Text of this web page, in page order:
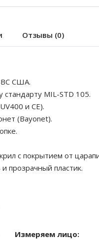
Отзывы (0)
США.
MIL-STD 105.
и CE).
(Bayonet).
с покрытием от
прозрачный пластик.
Измеряем лицо: